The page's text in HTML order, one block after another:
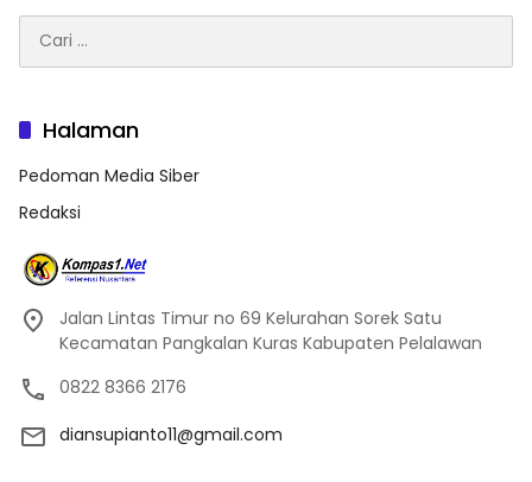
untuk:
Halaman
Pedoman Media Siber
Redaksi
Jalan Lintas Timur no 69 Kelurahan Sorek Satu
Kecamatan Pangkalan Kuras Kabupaten Pelalawan
0822 8366 2176
diansupianto11@gmail.com